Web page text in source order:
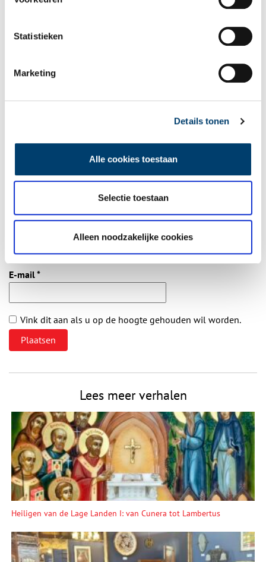
Statistieken
Marketing
Details tonen
Alle cookies toestaan
Selectie toestaan
Alleen noodzakelijke cookies
wekelijkse nieuwsbrief!
Aanvullingen
Vul deze informatie aan of geef een reactie.
Vereiste velden zijn gemarkeerd met *. Het e-mailadres wordt niet
E-mail*
Vink dit aan als u op de hoogte gehouden wil worden.
Lees meer verhalen
Heiligen van de Lage Landen I: van Cunera tot Lambertus